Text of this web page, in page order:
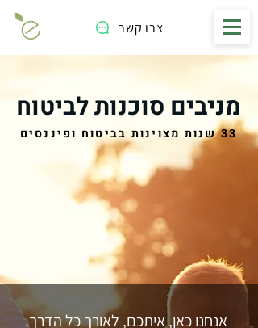
צרו קשר
מניבים סוכנות לביטוח
33 שנות מצוינות בביטוח ופיננסים
אנחנו כאן, איתכם, לאורך כל הדרך.